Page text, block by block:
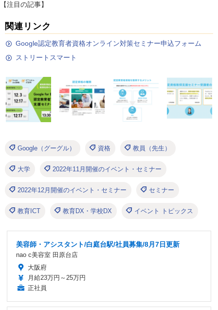
【注目の記事】
関連リンク
Google認定教育者資格オンライン対策セミナー申込フォーム
ストリートスマート
Google（グーグル） 資格 教員（先生）
大学 2022年11月開催のイベント・セミナー
2022年12月開催のイベント・セミナー セミナー
教育ICT 教育DX・学校DX イベント トピックス
美容師・アシスタント/白庭台駅/社員募集/8月7日更新
nao c美容室 田原台店
大阪府
月給23万円～25万円
正社員